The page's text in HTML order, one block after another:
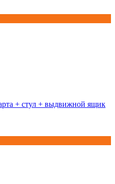
+ стул + выдвижной ящик